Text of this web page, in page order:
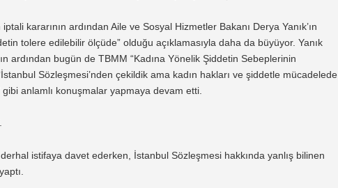
kararının ardından Aile ve Sosyal Hizmetler Bakanı Derya Yanık’ın
tolere edilebilir ölçüde” olduğu açıklamasıyla daha da büyüyor. Yanık
ardından bugün de TBMM “Kadına Yönelik Şiddetin Sebeplerinin
Sözleşmesi’nden çekildik ama kadın hakları ve şiddetle mücadelede
anlamlı konuşmalar yapmaya devam etti.
derhal istifaya davet ederken, İstanbul Sözleşmesi hakkında yanlış bilinen